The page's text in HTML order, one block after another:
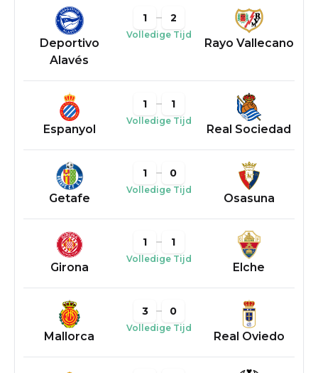
Deportivo
Alavés
1 2
Volledige Tijd
Rayo Vallecano
Espanyol
1 1
Volledige Tijd
Real Sociedad
Getafe
1 0
Volledige Tijd
Osasuna
Girona
1 1
Volledige Tijd
Elche
Mallorca
3 0
Volledige Tijd
Real Oviedo